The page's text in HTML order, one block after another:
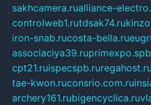
sakhcamera.rualliance-
controlweb1.rutdsak74.ru
iron-snab.rucosta-bella.ru
associaciya39.ru
cpt21.ruispecspb.ruregahost.ru
tae-kwon.ruconsrio.com.ru
archery161.rubigencyclica.ru